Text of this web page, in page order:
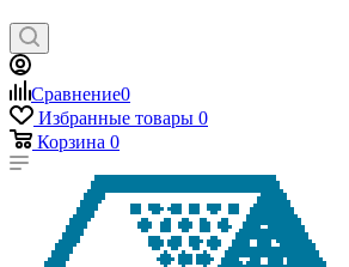
Сравнение0
Избранные товары 0
Корзина 0